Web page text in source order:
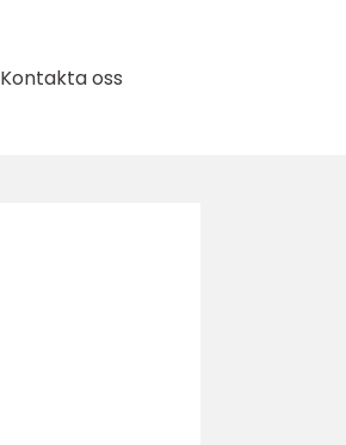
Kontakta oss